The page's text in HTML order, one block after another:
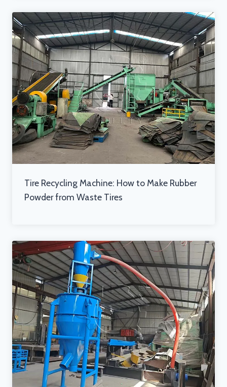
Tire Recycling Machine: How to Make Rubber
Powder from Waste Tires